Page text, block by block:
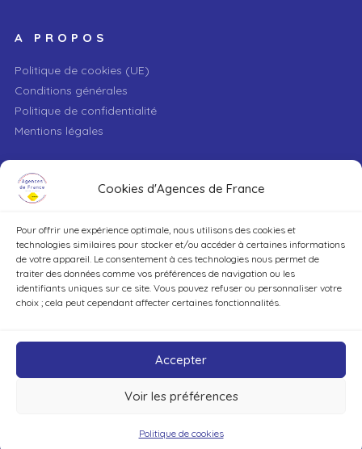
Cookies d'Agences de France
Pour offrir une expérience optimale, nous utilisons des cookies et
technologies similaires pour stocker et/ou accéder à certaines informations
de votre appareil. Le consentement à ces technologies nous permet de
traiter des données comme vos préférences de navigation ou les
identifiants uniques sur ce site. Vous pouvez refuser ou personnaliser votre
choix ; cela peut cependant affecter certaines fonctionnalités.
Accepter
Voir les préférences
Politique de cookies
A PROPOS
Politique de cookies (UE)
Conditions générales
Politique de confidentialité
Mentions légales
VILLE
TYPE DE BIEN
DÉCOUVRIR